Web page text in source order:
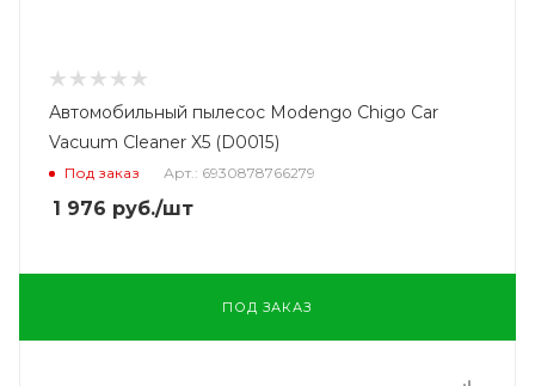
Автомобильный пылесос Modengo Chigo Car
Vacuum Cleaner X5 (D0015)
Под заказ Арт.: 6930878766279
1 976 руб./шт
ПОД ЗАКАЗ